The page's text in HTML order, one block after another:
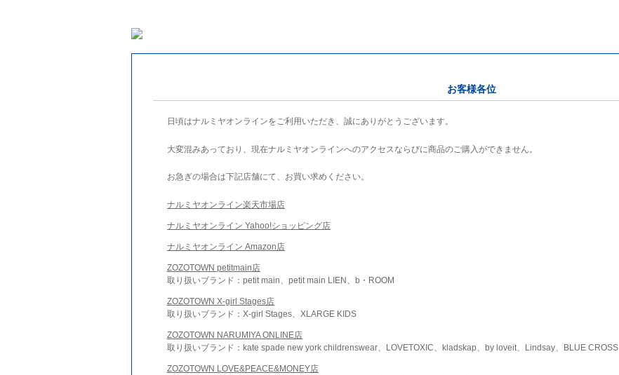
お客様各位
日頃はナルミヤオンラインをご利用いただき、誠にありがとうございます。
大変混みあっており、現在ナルミヤオンラインへのアクセスならびに商品のご購入ができません。
お急ぎの場合は下記店舗にて、お買い求めください。
ナルミヤオンライン楽天市場店
ナルミヤオンライン Yahoo!ショッピング店
ナルミヤオンライン Amazon店
ZOZOTOWN petitmain店
取り扱いブランド：petit main、petit main LIEN、b・ROOM
ZOZOTOWN X-girl Stages店
取り扱いブランド：X-girl Stages、XLARGE KIDS
ZOZOTOWN NARUMIYA ONLINE店
取り扱いブランド：kate spade new york childrenswear、LOVETOXIC、kladskap、by loveit、Lindsay、BLUE CROSS
ZOZOTOWN LOVE&PEACE&MONEY店